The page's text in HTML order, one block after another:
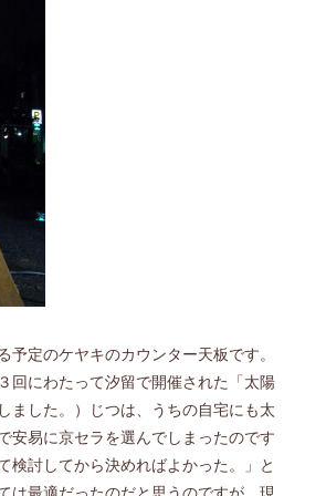
定のケヤキのカウンター天板です。
回にわたって汐留で開催された「太陽
ました。）じつは、うちの自宅にも太
安易に京セラを選んでしまったのです
検討してから決めればよかった。」と
は最適だったのだと思うのですが、現